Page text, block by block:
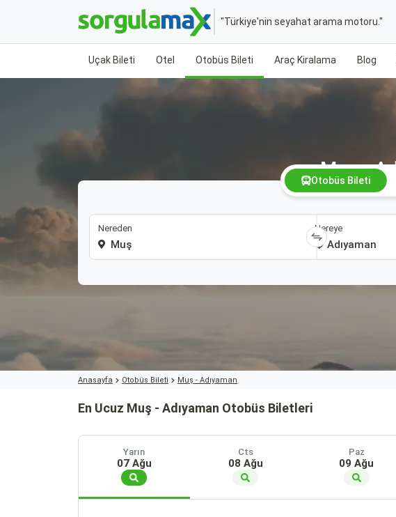
"Türkiye'nin seyahat arama motoru."
Uçak Bileti Otel Otobüs Bileti Araç Kiralama Blog
Muş -
Otobüs Bileti
Nereden Nereye
Anasayfa Otobüs Bileti Muş - Adıyaman
En Ucuz Muş - Adıyaman Otobüs Biletleri
Yarın
07 Ağu
Cts
08 Ağu
Paz
09 Ağu